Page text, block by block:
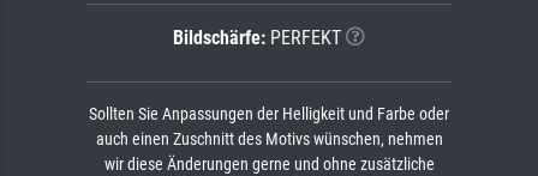
Bildschärfe: PERFEKT
Sollten Sie Anpassungen der Helligkeit und Farbe oder
auch einen Zuschnitt des Motivs wünschen, nehmen
wir diese Änderungen gerne und ohne zusätzliche